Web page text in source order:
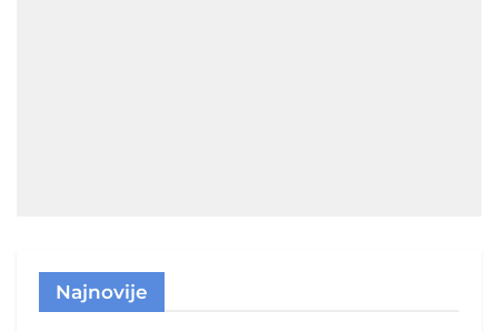
Najnovije